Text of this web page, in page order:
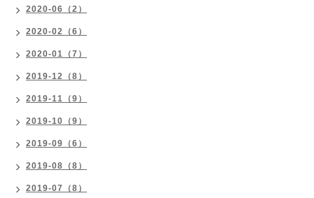
2020-06（2）
2020-02（6）
2020-01（7）
2019-12（8）
2019-11（9）
2019-10（9）
2019-09（6）
2019-08（8）
2019-07（8）